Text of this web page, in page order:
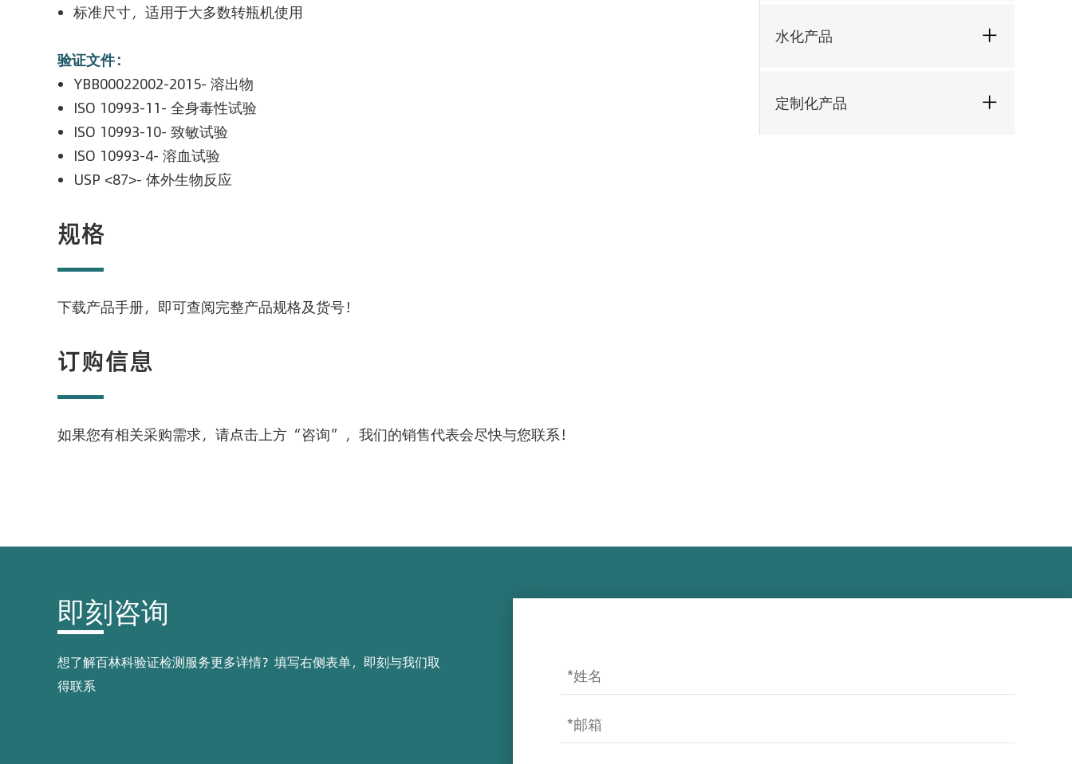
标准尺寸，适用于大多数转瓶机使用
验证文件：
YBB00022002-2015- 溶出物
ISO 10993-11- 全身毒性试验
ISO 10993-10- 致敏试验
ISO 10993-4- 溶血试验
USP <87>- 体外生物反应
规格
下载产品手册，即可查阅完整产品规格及货号！
订购信息
如果您有相关采购需求，请点击上方“咨询”，我们的销售代表会尽快与您联系！
水化产品
定制化产品
即刻咨询
想了解百林科验证检测服务更多详情？填写右侧表单，即刻与我们取
得联系